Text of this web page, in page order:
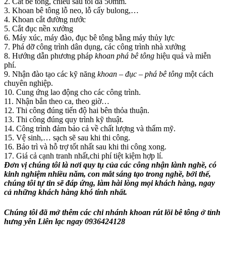
3. Khoan bê tông lỗ neo, lỗ cấy bulong,…
4. Khoan cắt đường nước
5. Cắt đục nền xưởng
6. Máy xúc, máy đào, đục bê tông bằng máy thủy lực
7. Phá dỡ công trình dân dụng, các công trình nhà xưởng
8. Hướng dẫn phương pháp khoan phá bê tông hiệu quả và miễn
phí.
9. Nhận đào tạo các kỹ năng khoan – đục – phá bê tông một cách
chuyên nghiệp.
10. Cung ứng lao động cho các công trình.
11. Nhận bắn theo ca, theo giờ…
12. Thi công đúng tiến độ hai bên thỏa thuận.
13. Thi công đúng quy trình kỹ thuật.
14. Công trình đảm bảo cả về chất lượng và thẩm mỹ.
15. Vệ sinh,… sạch sẽ sau khi thi công.
16. Bảo trì và hỗ trợ tốt nhất sau khi thi công xong.
17. Giá cả cạnh tranh nhất,chi phí tiệt kiệm hợp lí.
Đơn vị chúng tôi là nơi quy tụ của các công nhận lành nghề, có
kinh nghiệm nhiều năm, con mắt sáng tạo trong nghề, bởi thế,
chúng tôi tự tin sẽ đáp ứng, làm hài lòng mọi khách hàng, ngay
cả những khách hàng khó tính nhất.
Chúng tôi đã mở thêm các chi nhánh khoan rút lõi bê tông ở tỉnh
hưng yên Liên lạc ngay 0936424128